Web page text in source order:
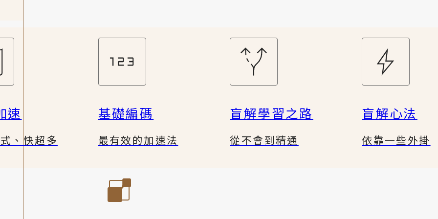
速
、快超多
基礎編碼
最有效的加速法
盲解學習之路
從不會到精通
盲解心法
依靠一些外掛